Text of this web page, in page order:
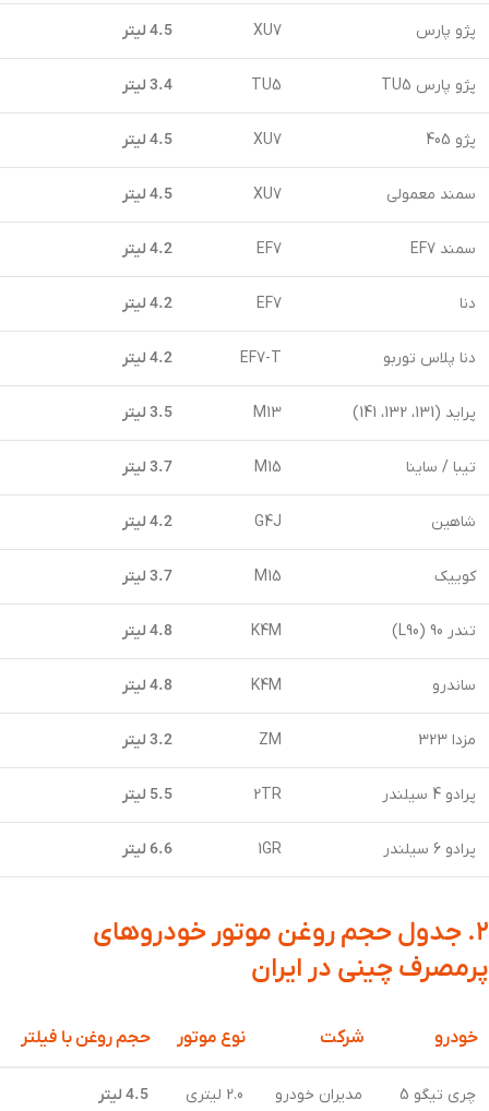
پژو پارس XU7 4.5 لیتر
پژو پارس TU5 TU5 3.4 لیتر
پژو 405 XU7 4.5 لیتر
سمند معمولی XU7 4.5 لیتر
سمند EF7 EF7 4.2 لیتر
دنا EF7 4.2 لیتر
دنا پلاس توربو EF7-T 4.2 لیتر
پراید (131، 132، 141) M13 3.5 لیتر
تیبا / ساینا M15 3.7 لیتر
شاهین G4J 4.2 لیتر
کوییک M15 3.7 لیتر
تندر 90 (L90) K4M 4.8 لیتر
ساندرو K4M 4.8 لیتر
مزدا 323 ZM 3.2 لیتر
پرادو 4 سیلندر 2TR 5.5 لیتر
پرادو 6 سیلندر 1GR 6.6 لیتر
۲. جدول حجم روغن موتور خودروهای
پرمصرف چینی در ایران
خودرو شرکت نوع موتور حجم روغن با فیلتر
چری تیگو 5 مدیران خودرو 2.0 لیتری 4.5 لیتر